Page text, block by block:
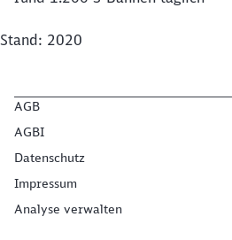
Stand: 2020
AGB
AGBI
Datenschutz
Impressum
Analyse verwalten